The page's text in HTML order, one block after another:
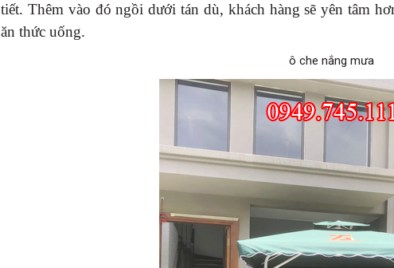
tiết. Thêm vào đó ngồi dưới tán dù, khách hàng sẽ yên tâm
ăn thức uống.
ô che nắng mưa